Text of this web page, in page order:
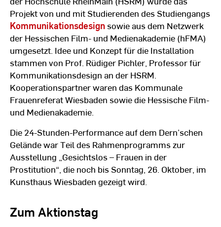
Projekt von und mit Studierenden des Studiengangs
Kommunikationsdesignsowie aus dem Netzwerk
der Hessischen Film- und Medienakademie (hFMA)
umgesetzt. Idee und Konzept für die Installation
stammen von Prof. Rüdiger Pichler, Professor für
Kommunikationsdesign an der HSRM.
Kooperationspartner waren das Kommunale
Frauenreferat Wiesbaden sowie die Hessische Film-
und Medienakademie.
Die 24-Stunden-Performance auf dem Dern’schen
Gelände war Teil des Rahmenprogramms zur
Ausstellung „Gesichtslos – Frauen in der
Prostitution“, die noch bis Sonntag, 26. Oktober, im
Kunsthaus Wiesbaden gezeigt wird.
Zum Aktionstag